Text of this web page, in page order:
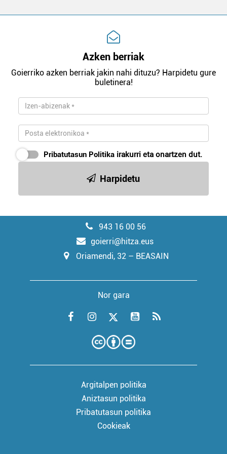
Azken berriak
Goierriko azken berriak jakin nahi dituzu? Harpidetu gure
buletinera!
Pribatutasun Politika irakurri eta onartzen dut.
Harpidetu
943 16 00 56
goierri@hitza.eus
Oriamendi, 32 – BEASAIN
Nor gara
Argitalpen politika
Aniztasun politika
Pribatutasun politika
Cookieak